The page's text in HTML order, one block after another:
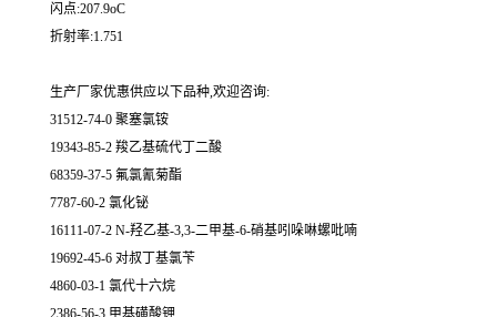
闪点:207.9oC
折射率:1.751
生产厂家优惠供应以下品种,欢迎咨询:
31512-74-0 聚塞氯铵
19343-85-2 羧乙基硫代丁二酸
68359-37-5 氟氯氰菊酯
7787-60-2 氯化铋
16111-07-2 N-羟乙基-3,3-二甲基-6-硝基吲哚啉螺吡喃
19692-45-6 对叔丁基氯苄
4860-03-1 氯代十六烷